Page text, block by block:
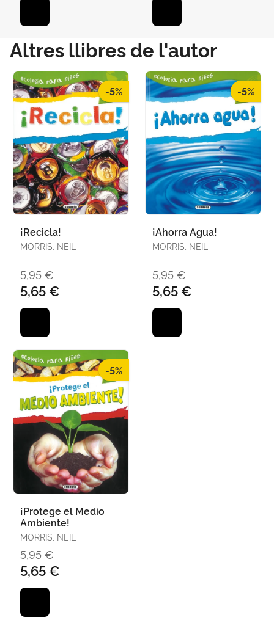
Altres llibres de l'autor
-5%
¡Recicla!
MORRIS, NEIL
5,95 €
5,65 €
-5%
¡Ahorra Agua!
MORRIS, NEIL
5,95 €
5,65 €
-5%
¡Protege el Medio
Ambiente!
MORRIS, NEIL
5,95 €
5,65 €